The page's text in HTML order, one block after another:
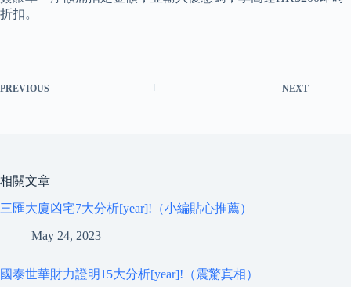
折扣。
PREVIOUS NEXT
相關文章
三匯大廈凶宅7大分析[year]!（小編貼心推薦）
May 24, 2023
國泰世華財力證明15大分析[year]!（震驚真相）